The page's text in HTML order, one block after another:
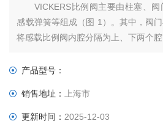
VICKERS比例阀主要由柱塞、阀
感载弹簧等组成（图 1）。其中，阀
将感载比例阀内腔分隔为上、下两个腔
产品型号：
销售地址：上海市
更新时间：2025-12-03